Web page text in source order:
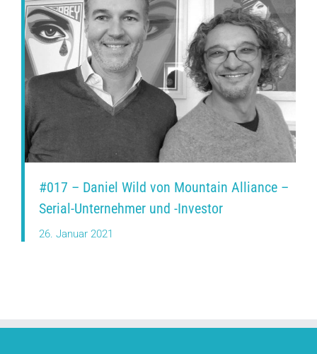
#017 – Daniel Wild von Mountain Alliance –
Serial-Unternehmer und -Investor
26. Januar 2021